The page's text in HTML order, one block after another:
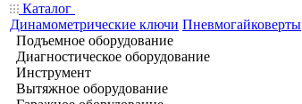
Каталог
Динамометрические ключи Пневмогайковерты
Подъемное оборудование
Диагностическое оборудование
Инструмент
Вытяжное оборудование